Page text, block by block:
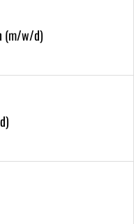
(m/w/d)